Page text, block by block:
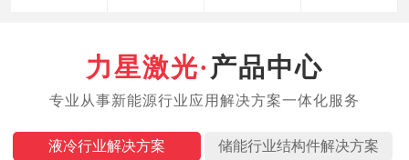
产品中心
液冷行业 储能行业